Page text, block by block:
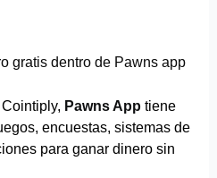
Pawns App tiene
encuestas, sistemas de
para ganar dinero sin